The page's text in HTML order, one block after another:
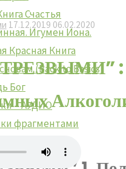
Счастья
Игумен Иона.
Красная Книга
(Back to Basics)
Бог
– АУДИО
фрагментами
дальше
17.12.2019 06.02.2020
: